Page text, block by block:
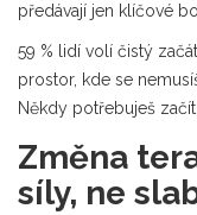
předávají jen klíčové
59 % lidí volí čistý
prostor, kde se
Někdy potřebuješ
Změna
síly, ne